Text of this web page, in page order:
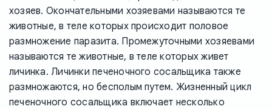
хозяев. Окончательными хозяевами называются те
животные, в теле которых происходит половое
размножение паразита. Промежуточными хозяевами
называются те животные, в теле которых живет
личинка. Личинки печеночного сосальщика также
размножаются, но бесполым путем. Жизненный цикл
печеночного сосальщика включает несколько